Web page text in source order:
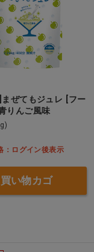
まぜてもジュレ [フー
りんご風味
：ログイン後表示
買い物カゴ